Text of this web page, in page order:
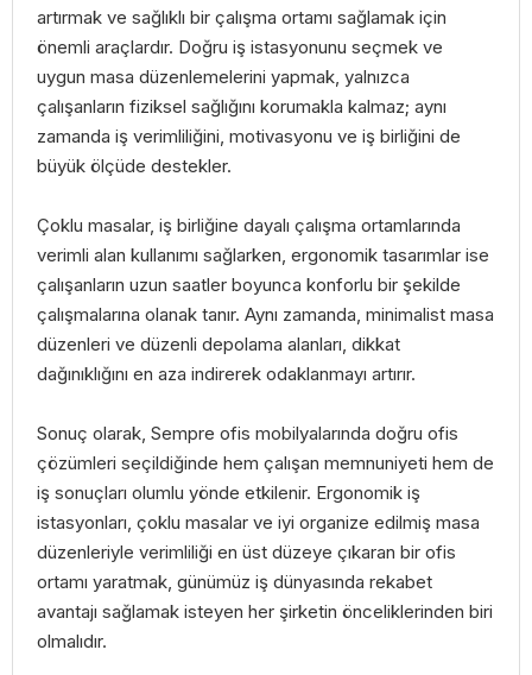
artırmak ve sağlıklı bir çalışma ortamı sağlamak için
önemli araçlardır. Doğru iş istasyonunu seçmek ve
uygun masa düzenlemelerini yapmak, yalnızca
çalışanların fiziksel sağlığını korumakla kalmaz; aynı
zamanda iş verimliliğini, motivasyonu ve iş birliğini de
büyük ölçüde destekler.
Çoklu masalar, iş birliğine dayalı çalışma ortamlarında
verimli alan kullanımı sağlarken, ergonomik tasarımlar ise
çalışanların uzun saatler boyunca konforlu bir şekilde
çalışmalarına olanak tanır. Aynı zamanda, minimalist masa
düzenleri ve düzenli depolama alanları, dikkat
dağınıklığını en aza indirerek odaklanmayı artırır.
Sonuç olarak, Sempre ofis mobilyalarında doğru ofis
çözümleri seçildiğinde hem çalışan memnuniyeti hem de
iş sonuçları olumlu yönde etkilenir. Ergonomik iş
istasyonları, çoklu masalar ve iyi organize edilmiş masa
düzenleriyle verimliliği en üst düzeye çıkaran bir ofis
ortamı yaratmak, günümüz iş dünyasında rekabet
avantajı sağlamak isteyen her şirketin önceliklerinden biri
olmalıdır.